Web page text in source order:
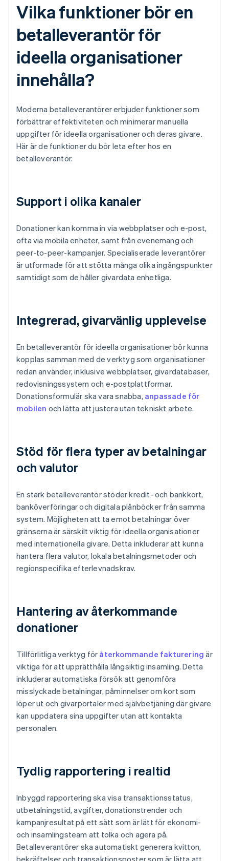
Vilka funktioner bör en
betalleverantör för
ideella organisationer
innehålla?
Moderna betalleverantörer erbjuder funktioner som
förbättrar effektiviteten och minimerar manuella
uppgifter för ideella organisationer och deras givare.
Här är de funktioner du bör leta efter hos en
betalleverantör.
Support i olika kanaler
Donationer kan komma in via webbplatser och e-post,
ofta via mobila enheter, samt från evenemang och
peer-to-peer-kampanjer. Specialiserade leverantörer
är utformade för att stötta många olika ingångspunkter
samtidigt som de håller givardata enhetliga.
Integrerad, givarvänlig upplevelse
En betalleverantör för ideella organisationer bör kunna
kopplas samman med de verktyg som organisationer
redan använder, inklusive webbplatser, givardatabaser,
redovisningssystem och e-postplattformar.
Donationsformulär ska vara snabba, anpassade för
mobilen och lätta att justera utan tekniskt arbete.
Stöd för flera typer av betalningar
och valutor
En stark betalleverantör stöder kredit- och bankkort,
banköverföringar och digitala plånböcker från samma
system. Möjligheten att ta emot betalningar över
gränserna är särskilt viktig för ideella organisationer
med internationella givare. Detta inkluderar att kunna
hantera flera valutor, lokala betalningsmetoder och
regionspecifika efterlevnadskrav.
Hantering av återkommande
donationer
Tillförlitliga verktyg för återkommande fakturering är
viktiga för att upprätthålla långsiktig insamling. Detta
inkluderar automatiska försök att genomföra
misslyckade betalningar, påminnelser om kort som
löper ut och givarportaler med självbetjäning där givare
kan uppdatera sina uppgifter utan att kontakta
personalen.
Tydlig rapportering i realtid
Inbyggd rapportering ska visa transaktionsstatus,
utbetalningstid, avgifter, donationstrender och
kampanjresultat på ett sätt som är lätt för ekonomi-
och insamlingsteam att tolka och agera på.
Betalleverantörer ska automatiskt generera kvitton,